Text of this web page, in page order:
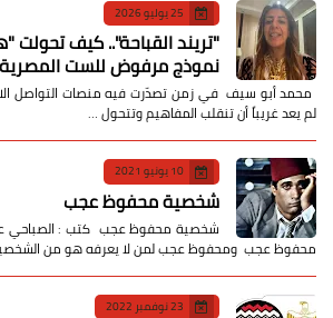
25 يوليو 2026
​"تريند القباحة".. كيف تحولت
نموذج مرفوض للست
محمد أبو سيف ​في زمن تصدّرت فيه منصات التواصل
لم يعد غريباً أن تنقلب المفاهيم وتتحول …
10 يونيو 2021
شخصية محفوظ عجب
شخصية محفوظ عجب كتب : الصباحي
محفوظ عجب ومحفوظ عجب لمن لا يعرفه هو من
23 نوفمبر 2022